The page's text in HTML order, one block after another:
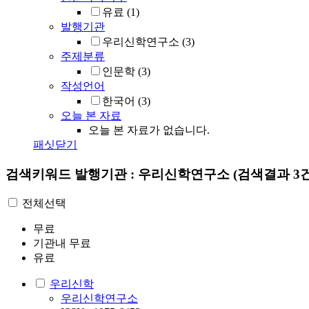
유료 (1)
발행기관
우리신학연구소 (3)
주제분류
인문학 (3)
작성언어
한국어 (3)
오늘 본 자료
오늘 본 자료가 없습니다.
패싯닫기
검색키워드 발행기관 : 우리신학연구소 (검색결과 3
전체선택
무료
기관내 무료
유료
우리신학
우리신학연구소